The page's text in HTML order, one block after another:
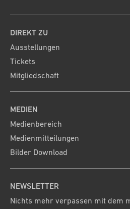
DIREKT ZU
Ausstellungen
Tickets
Mitgliedschaft
MEDIEN
Medienbereich
Medienmitteilungen
Bilder Download
NEWSLETTER
Nichts mehr verpassen mit dem